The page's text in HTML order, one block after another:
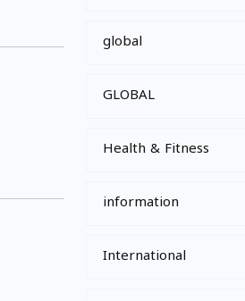
global
GLOBAL
Health & Fitness
information
International